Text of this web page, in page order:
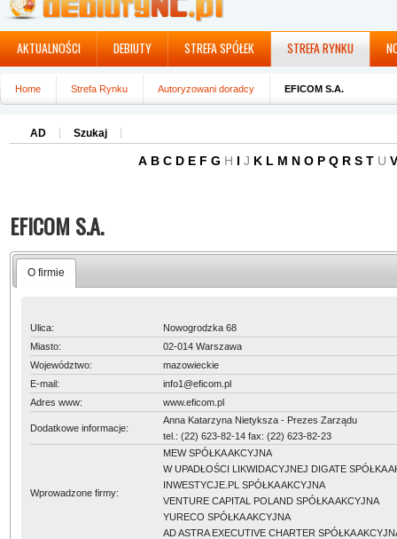
AKTUALNOŚCI DEBIUTY STREFA SPÓŁEK STREFA RYNKU
Home Strefa Rynku Autoryzowani doradcy EFICOM S.A.
AD Szukaj
A B C D E F G H I J K L M N O P Q R S T U
EFICOM S.A.
O firmie
Ulica:
Nowogrodzka 68
Miasto:
02-014 Warszawa
Województwo:
mazowieckie
E-mail:
info1@eficom.pl
Adres www:
www.eficom.pl
Dodatkowe informacje:
Anna Katarzyna Nietyksza - Prezes Zarządu
tel.: (22) 623-82-14 fax: (22) 623-82-23
Wprowadzone firmy:
MEW SPÓŁKA AKCYJNA
W UPADŁOŚCI LIKWIDACYJNEJ DIGATE SPÓŁKA
INWESTYCJE.PL SPÓŁKA AKCYJNA
VENTURE CAPITAL POLAND SPÓŁKA AKCYJNA
YURECO SPÓŁKA AKCYJNA
AD ASTRA EXECUTIVE CHARTER SPÓŁKA